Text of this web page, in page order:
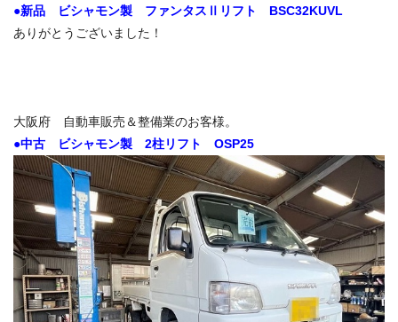
●新品 ビシャモン製 ファンタスⅡリフト BSC32KUVL
ありがとうございました！
大阪府 自動車販売＆整備業のお客様。
●中古 ビシャモン製 2柱リフト OSP25